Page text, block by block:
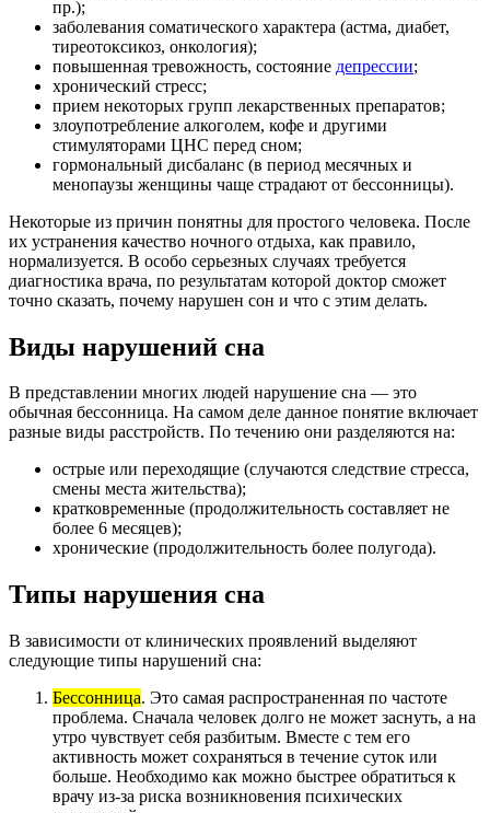
пр.);
заболевания соматического характера (астма, диабет,
тиреотоксикоз, онкология);
повышенная тревожность, состояние депрессии;
хронический стресс;
прием некоторых групп лекарственных препаратов;
злоупотребление алкоголем, кофе и другими
стимуляторами ЦНС перед сном;
гормональный дисбаланс (в период месячных и
менопаузы женщины чаще страдают от бессонницы).
Некоторые из причин понятны для простого человека. После
их устранения качество ночного отдыха, как правило,
нормализуется. В особо серьезных случаях требуется
диагностика врача, по результатам которой доктор сможет
точно сказать, почему нарушен сон и что с этим делать.
Виды нарушений сна
В представлении многих людей нарушение сна — это
обычная бессонница. На самом деле данное понятие включает
разные виды расстройств. По течению они разделяются на:
острые или переходящие (случаются следствие стресса,
смены места жительства);
кратковременные (продолжительность составляет не
более 6 месяцев);
хронические (продолжительность более полугода).
Типы нарушения сна
В зависимости от клинических проявлений выделяют
следующие типы нарушений сна:
Бессонница. Это самая распространенная по частоте
проблема. Сначала человек долго не может заснуть, а на
утро чувствует себя разбитым. Вместе с тем его
активность может сохраняться в течение суток или
больше. Необходимо как можно быстрее обратиться к
врачу из-за риска возникновения психических